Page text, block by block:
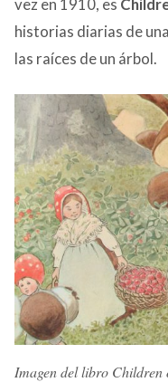
vez en 1910, es
historias diarias de
las raíces de un árbol.
Imagen del libro Children